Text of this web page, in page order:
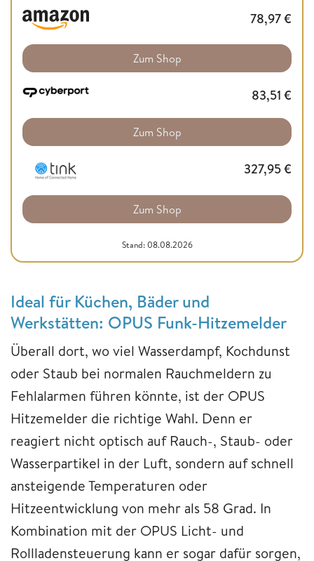
78,97€
Zum Shop
83,51 €
Zum Shop
327,95€
Zum Shop
Stand: 08.08.2026
Ideal für Küchen, Bäder und
Werkstätten: OPUS Funk-Hitzemelder
Überall dort, wo viel Wasserdampf, Kochdunst
oder Staub bei normalen Rauchmeldern zu
Fehlalarmen führen könnte, ist der OPUS
Hitzemelder die richtige Wahl. Denn er
reagiert nicht optisch auf Rauch-, Staub- oder
Wasserpartikel in der Luft, sondern auf schnell
ansteigende Temperaturen oder
Hitzeentwicklung von mehr als 58 Grad. In
Kombination mit der OPUS Licht- und
Rollladensteuerung kann er sogar dafür sorgen,